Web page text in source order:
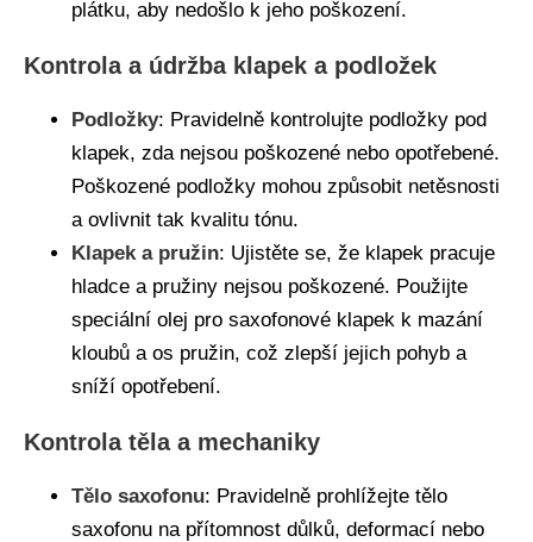
plátku, aby nedošlo k jeho poškození.
Kontrola a údržba klapek a podložek
Podložky: Pravidelně kontrolujte podložky pod
klapek, zda nejsou poškozené nebo opotřebené.
Poškozené podložky mohou způsobit netěsnosti
a ovlivnit tak kvalitu tónu.
Klapek a pružin: Ujistěte se, že klapek pracuje
hladce a pružiny nejsou poškozené. Použijte
speciální olej pro saxofonové klapek k mazání
kloubů a os pružin, což zlepší jejich pohyb a
sníží opotřebení.
Kontrola těla a mechaniky
Tělo saxofonu: Pravidelně prohlížejte tělo
saxofonu na přítomnost důlků, deformací nebo